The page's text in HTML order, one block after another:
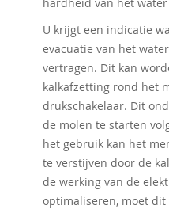
U krijgt een indicatie
evacuatie van het
vertragen. Dit kan
kalkafzetting rond het
drukschakelaar. Dit
de molen te starten
het gebruik kan het
te verstijven door de
de werking van de
optimaliseren, moet